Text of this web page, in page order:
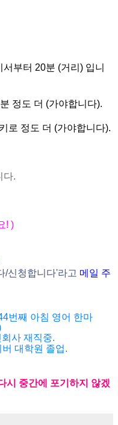
부터 20분 (거리) 입니
정도 더 (가야합니다).
로 정도 더 (가야합니다).
다.
! )
/신청합니다'라고 메일 주
번째 아침 영어 한마
회사 재직중.
대학원 졸업.
시 중간에 포기하지 않겠